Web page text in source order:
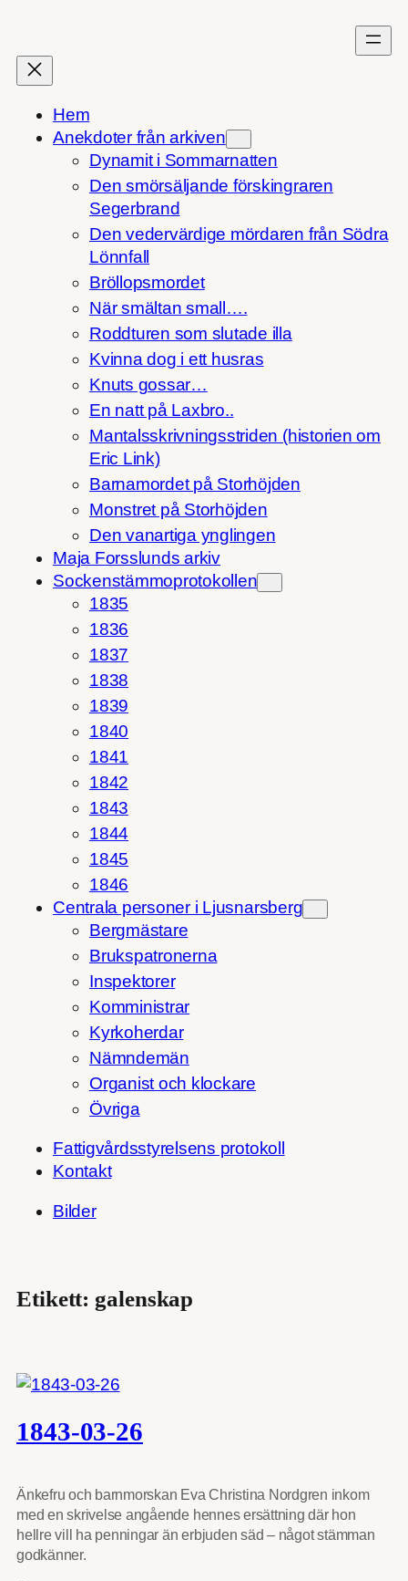
innehåll
Hem
Anekdoter från arkiven
Dynamit i Sommarnatten
Den smörsäljande förskingraren
Segerbrand
Den vedervärdige mördaren från Södra
Lönnfall
Bröllopsmordet
När smältan small….
Roddturen som slutade illa
Kvinna dog i ett husras
Knuts gossar…
En natt på Laxbro..
Mantalsskrivningsstriden (historien om
Eric Link)
Barnamordet på Storhöjden
Monstret på Storhöjden
Den vanartiga ynglingen
Maja Forsslunds arkiv
Sockenstämmoprotokollen
1835
1836
1837
1838
1839
1840
1841
1842
1843
1844
1845
1846
Centrala personer i Ljusnarsberg
Bergmästare
Brukspatronerna
Inspektorer
Komministrar
Kyrkoherdar
Nämndemän
Organist och klockare
Övriga
Fattigvårdsstyrelsens protokoll
Kontakt
Bilder
Etikett: galenskap
1843-03-26
Änkefru och barnmorskan Eva Christina Nordgren inkom
med en skrivelse angående hennes ersättning där hon
hellre vill ha penningar än erbjuden säd – något stämman
godkänner.